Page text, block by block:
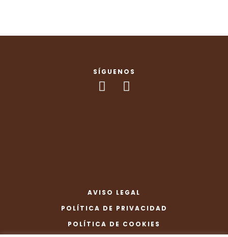
SÍGUENOS
AVISO LEGAL
POLÍTICA DE PRIVACIDAD
POLÍTICA DE COOKIES